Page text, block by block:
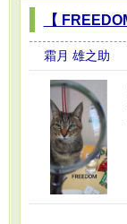
【
霜月 雄之助